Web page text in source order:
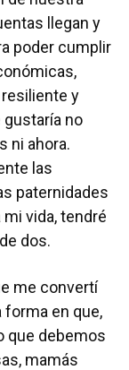
llegan y
poder cumplir
resiliente y
no
ni ahora.
las
paternidades
vida, tendré
dos.
me convertí
forma en que,
que debemos
mamás